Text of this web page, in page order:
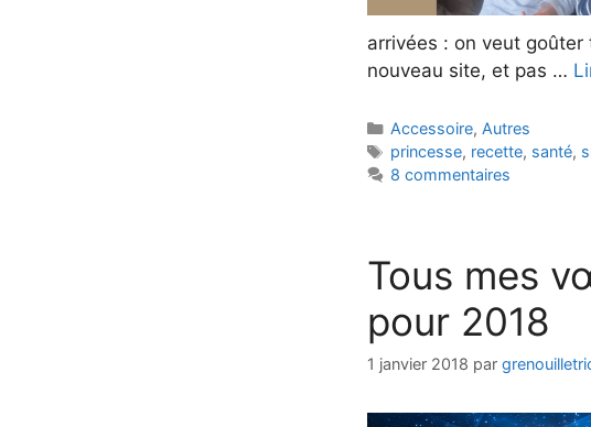
arrivées : on veut
nouveau site, et pas …
Catégories
Accessoire, Autres
Étiquettes
princesse, recette, santé,
8 commentaires
Tous mes
pour 2018
1 janvier 2018 par